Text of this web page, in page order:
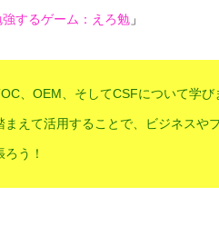
するゲーム：えろ勉 」
、OEM、そしてCSFについて学
まえて活用することで、ビジネスや
う！